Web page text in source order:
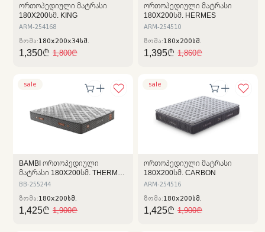
ᲝᲠᲗᲝᲞᲔᲓᲘᲣᲚᲘ ᲛᲐᲢᲠᲐᲡᲘ
180X200ᲡᲛ. KING
ARM-254168
ზომა:180x200x34სმ.
1,350₾ 1,800₾
ᲝᲠᲗᲝᲞᲔᲓᲘᲣᲚᲘ ᲛᲐᲢᲠᲐᲡᲘ
180X200ᲡᲛ. HERMES
ARM-254510
ზომა:180x200სმ.
1,395₾ 1,860₾
sale
BAMBI ᲝᲠᲗᲝᲞᲔᲓᲘᲣᲚᲘ
ᲛᲐᲢᲠᲐᲡᲘ 180X200ᲡᲛ. THERMO
CONTROL
BB-255244
ზომა:180x200სმ.
1,425₾ 1,900₾
sale
ᲝᲠᲗᲝᲞᲔᲓᲘᲣᲚᲘ ᲛᲐᲢᲠᲐᲡᲘ
180X200ᲡᲛ. CARBON
ARM-254516
ზომა:180x200სმ.
1,425₾ 1,900₾